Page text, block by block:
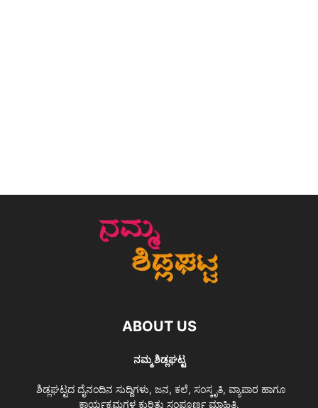
ABOUT US
ನಮ್ಮ ಶಿಡ್ಲಘಟ್ಟ
ಶಿಡ್ಲಘಟ್ಟದ ದೈನಂದಿನ ಸುದ್ದಿಗಳು, ಜನ, ಕಲೆ, ಸಂಸ್ಕೃತಿ, ವ್ಯಾಪಾರ ಹಾಗೂ
ಕಾರ್ಯಕ್ರಮಗಳ ಕುರಿತು ಸಂಪೂರ್ಣ ಮಾಹಿತಿ.